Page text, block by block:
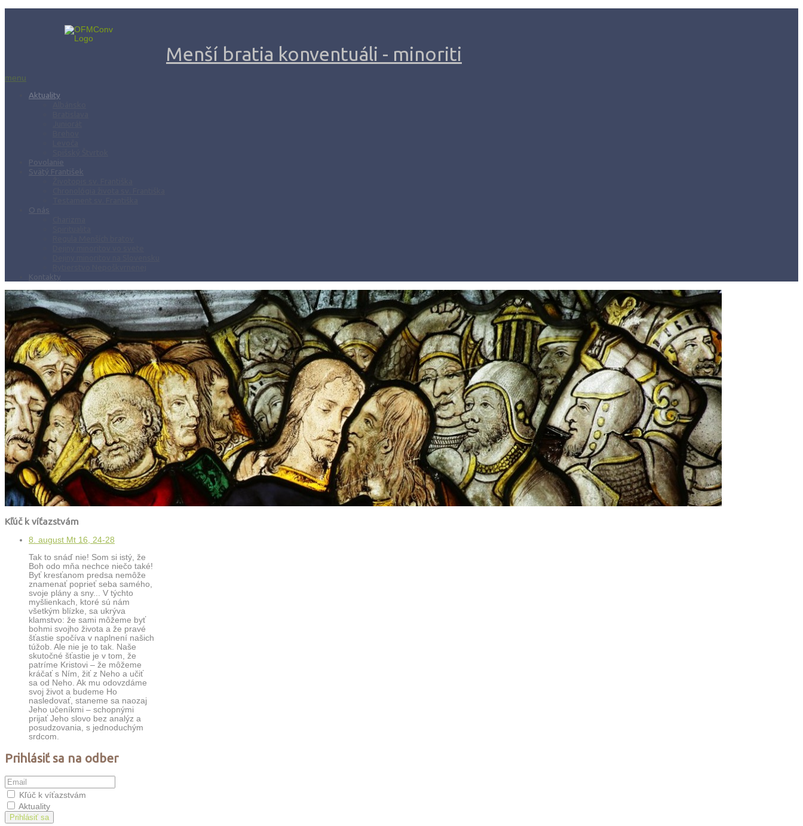
Menší bratia konventuáli - minoriti
menu
Aktuality
Povolanie
Svätý František
O nás
Kontakty
Kľúč k víťazstvám
8. august Mt 16, 24-28
Tak to snáď nie! Som si istý, že
Boh odo mňa nechce niečo také!
Byť kresťanom predsa nemôže
znamenať poprieť seba samého,
svoje plány a sny... V týchto
myšlienkach, ktoré sú nám
všetkým blízke, sa ukrýva
klamstvo: že sami môžeme byť
bohmi svojho života a že pravé
šťastie spočíva v naplnení našich
túžob. Ale nie je to tak. Naše
skutočné šťastie je v tom, že
patríme Kristovi – že môžeme
kráčať s Ním, žiť z Neho a učiť
sa od Neho. Ak mu odovzdáme
svoj život a budeme Ho
nasledovať, staneme sa naozaj
Jeho učeníkmi – schopnými
prijať Jeho slovo bez analýz a
posudzovania, s jednoduchým
srdcom.
Prihlásiť sa na odber
Kľúč k víťazstvám
Aktuality
Prihlásiť sa